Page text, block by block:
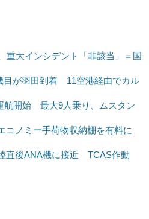
重大インシデント「非該当」＝国
目が羽田到着 11空港経由でカル
航開始 最大9人乗り、ムスタン
コノミー手荷物収納棚を有料に
直後ANA機に接近 TCAS作動